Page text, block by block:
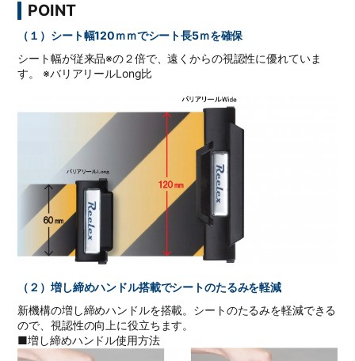
POINT
（１）シート幅120ｍｍでシート長5ｍを確保
シート幅が従来品※の２倍で、遠くからの視認性に優れていま
す。 ※バリアリールLong比
（２）増し締めハンドル搭載でシートのたるみを軽減
新機構の増し締めハンドルを搭載。シートのたるみを軽減できる
ので、視認性の向上に役立ちます。
■増し締めハンドル使用方法